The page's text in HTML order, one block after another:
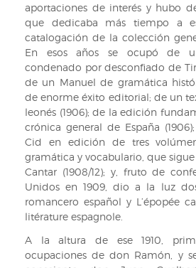
aportaciones de interés y hubo
que dedicaba más tiempo a
catalogación de la colección
En esos años se ocupó de
condenado por desconfiado de
de un Manuel de gramática
de enorme éxito editorial; de un
leonés (1906); de la edición
crónica general de España
Cid en edición de tres
gramática y vocabulario, que
Cantar (1908/12); y, fruto de
Unidos en 1909, dio a la luz
romancero español y L’épopée
litérature espagnole.
A la altura de ese 1910,
ocupaciones de don Ramón, y